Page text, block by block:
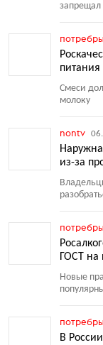
запрещал
питания
Cмеси
молоку
nontv
из-за
ГОСТ на
Новые
В